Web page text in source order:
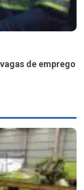
de emprego